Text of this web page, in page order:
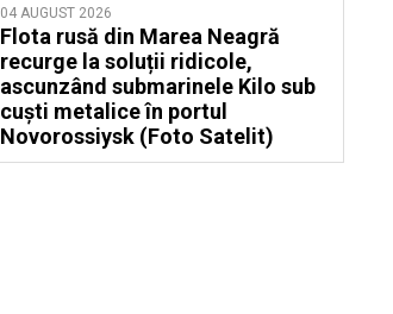
04 AUGUST 2026
Flota rusă din Marea Neagră
recurge la soluții ridicole,
ascunzând submarinele Kilo sub
cuști metalice în portul
Novorossiysk (Foto Satelit)